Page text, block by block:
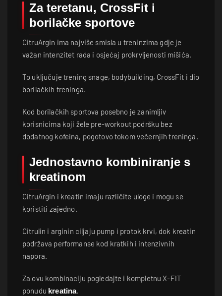
Za teretanu, CrossFit i
borilačke sportove
CitruArgin ima najviše smisla u treninzima gdje je
važan intenzitet rada i osjećaj prokrvljenosti mišića.
To uključuje trening snage, bodybuilding, CrossFit i dio
borilačkih treninga.
Kod borilačkih sportova posebno je zanimljiv
korisnicima koji žele pre-workout podršku bez
dodatnog kofeina, pogotovo tokom večernjih treninga.
Jednostavno kombiniranje s
kreatinom
CitruArgin i kreatin imaju različite uloge i mogu se
koristiti zajedno.
Citrulin i arginin ciljaju pump i protok krvi, dok kreatin
podržava performanse kod kratkih i intenzivnih
napora.
Za ovu kombinaciju pogledajte i kompletnu X-FIT
ponudu kreatina